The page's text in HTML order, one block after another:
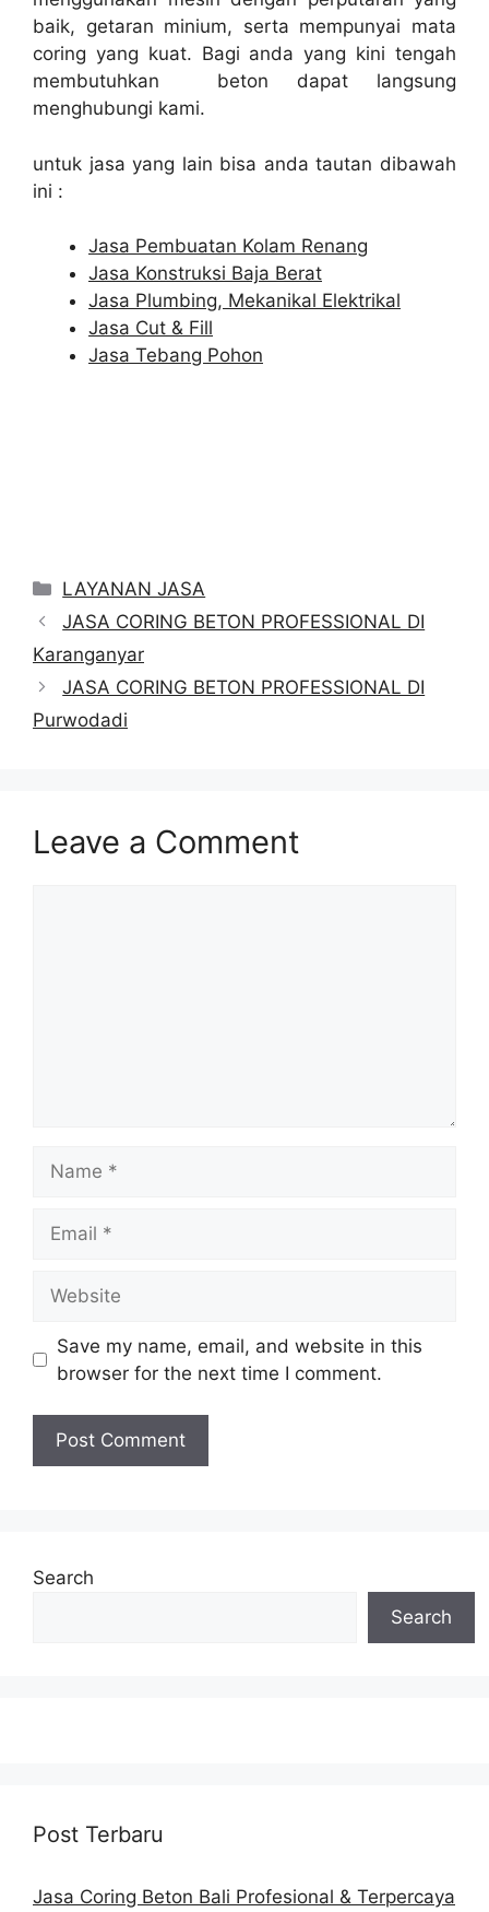
baik, getaran minium, serta mempunyai mata
coring yang kuat. Bagi anda yang kini tengah
membutuhkan beton dapat langsung
menghubungi kami.
untuk jasa yang lain bisa anda tautan dibawah
ini :
Jasa Pembuatan Kolam Renang
Jasa Konstruksi Baja Berat
Jasa Plumbing, Mekanikal Elektrikal
Jasa Cut & Fill
Jasa Tebang Pohon
Categories
LAYANAN JASA
JASA CORING BETON PROFESSIONAL DI
Karanganyar
JASA CORING BETON PROFESSIONAL DI
Purwodadi
Leave a Comment
Save my name, email, and website in this
browser for the next time I comment.
Search
Search
Post Terbaru
Jasa Coring Beton Bali Profesional & Terpercaya